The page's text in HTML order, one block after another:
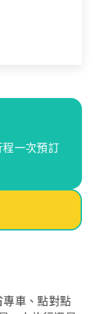
一次預訂
車、點對點